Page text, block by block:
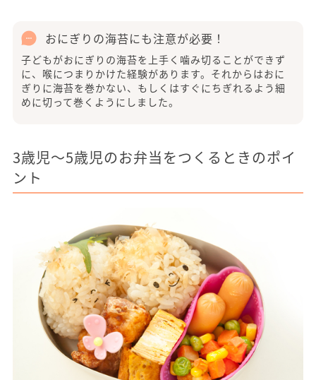
おにぎりの海苔にも注意が必要！
子どもがおにぎりの海苔を上手く噛み切ることができず
に、喉につまりかけた経験があります。それからはおに
ぎりに海苔を巻かない、もしくはすぐにちぎれるよう細
めに切って巻くようにしました。
3歳児～5歳児のお弁当をつくるときのポイ
ント